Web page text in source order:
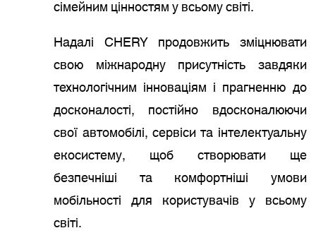
сімейним цінностям у всьому світі.
Надалі CHERY продовжить зміцнювати
свою міжнародну присутність завдяки
технологічним інноваціям і прагненню до
досконалості, постійно вдосконалюючи
свої автомобілі, сервіси та інтелектуальну
екосистему, щоб створювати ще
безпечніші та комфортніші умови
мобільності для користувачів у всьому
світі.